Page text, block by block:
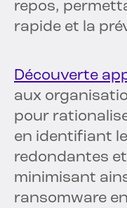
repos,
rapide et la
Découverte
aux
pour
en identifiant
redondantes
minimisant
ransomware